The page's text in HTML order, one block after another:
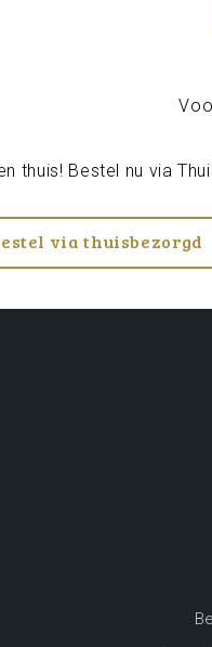
thuis! Bestel nu via
via thuisbezorgd